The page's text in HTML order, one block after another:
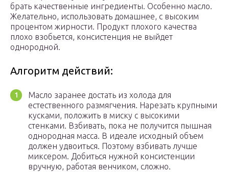
брать качественные ингредиенты. Особенно масло.
Желательно, использовать домашнее, с высоким
процентом жирности. Продукт плохого качества
плохо взобьется, консистенция не выйдет
однородной.
Алгоритм действий:
Масло заранее достать из холода для
естественного размягчения. Нарезать крупными
кусками, положить в миску с высокими
стенками. Взбивать, пока не получится пышная
однородная масса. В идеале исходный объем
должен удвоиться. Поэтому взбивать лучше
миксером. Добиться нужной консистенции
вручную, работая венчиком, сложно.